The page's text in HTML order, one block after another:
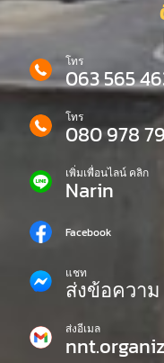
โทร
063 565
โทร
080 978
เพิ่มเพื่อนไลน์ คลิก
Narin
Facebook
แชท
ส่งข้อความ
ส่งอีเมล